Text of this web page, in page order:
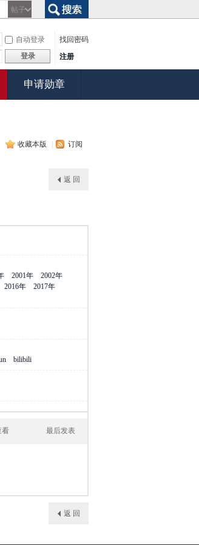
帖子
自动登录
找回密码
登录 注册
申请勋章
收藏本版 订阅
返 回
2001年
2002年
2016年
2017年
bilibili
看 最后发表
返 回